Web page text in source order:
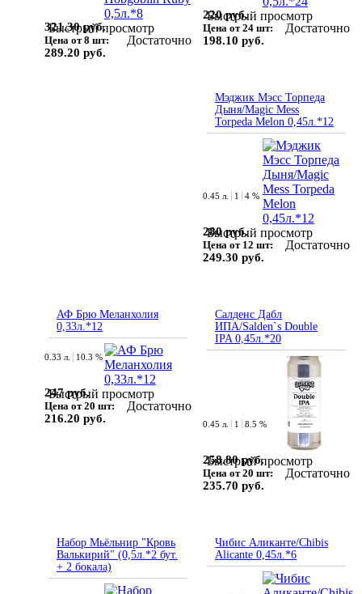
Быстрый просмотр
321.30 руб.
Цена от 8 шт:
289.20 руб.
Достаточно
Быстрый просмотр
220 руб.
Цена от 24 шт:
198.10 руб.
Достаточно
Мэджик Мэсс Торпеда
Дыня/Magic Mess
Torpeda Melon 0,45л.*12
Быстрый просмотр
0.45 л. 1 4 %
280 руб.
Цена от 12 шт:
249.30 руб.
Достаточно
АФ Брю Меланхолия
0,33л.*12
Быстрый просмотр
0.33 л. 10.3 %
247 руб.
Цена от 20 шт:
216.20 руб.
Достаточно
Салденс Дабл
ИПА/Salden`s Double
IPA 0,45л.*20
Быстрый просмотр
0.45 л. 1 8.5 %
258.80 руб.
Цена от 20 шт:
235.70 руб.
Достаточно
Набор Мьёльнир "Кровь
Валькирий" (0,5л.*2 бут.
+ 2 бокала)
Чибис Аликанте/Chibis
Alicante 0,45л.*6